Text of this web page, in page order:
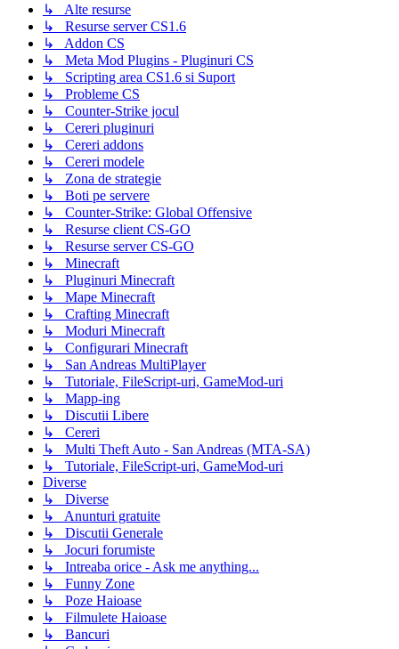
↳ Alte resurse
↳ Resurse server CS1.6
↳ Addon CS
↳ Meta Mod Plugins - Pluginuri CS
↳ Scripting area CS1.6 si Suport
↳ Probleme CS
↳ Counter-Strike jocul
↳ Cereri pluginuri
↳ Cereri addons
↳ Cereri modele
↳ Zona de strategie
↳ Boti pe servere
↳ Counter-Strike: Global Offensive
↳ Resurse client CS-GO
↳ Resurse server CS-GO
↳ Minecraft
↳ Pluginuri Minecraft
↳ Mape Minecraft
↳ Crafting Minecraft
↳ Moduri Minecraft
↳ Configurari Minecraft
↳ San Andreas MultiPlayer
↳ Tutoriale, FileScript-uri, GameMod-uri
↳ Mapp-ing
↳ Discutii Libere
↳ Cereri
↳ Multi Theft Auto - San Andreas (MTA-SA)
↳ Tutoriale, FileScript-uri, GameMod-uri
Diverse
↳ Diverse
↳ Anunturi gratuite
↳ Discutii Generale
↳ Jocuri forumiste
↳ Intreaba orice - Ask me anything...
↳ Funny Zone
↳ Poze Haioase
↳ Filmulete Haioase
↳ Bancuri